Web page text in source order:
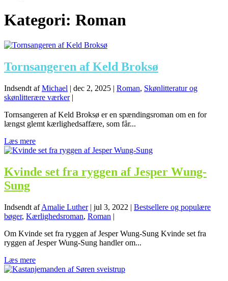
Kategori: Roman
Tornsangeren af Keld Broksø
Indsendt afMichael | dec 2, 2025 | Roman, Skønlitteratur og
skønlitterære værker|
Tornsangeren af Keld Broksø er en spændingsroman om en for
længst glemt kærlighedsaffære, som får...
Læs mere
Kvinde set fra ryggen af Jesper Wung-
Sung
Indsendt afAmalie Luther| jul 3, 2022 | Bestsellere og populære
bøger, Kærlighedsroman, Roman |
Om Kvinde set fra ryggen af Jesper Wung-Sung Kvinde set fra
ryggen af Jesper Wung-Sung handler om...
Læs mere